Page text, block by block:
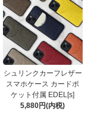
シュリンクカーフレザー
スマホケース カードポ
ケット付属 EDEL[s]
5,880円(内税)